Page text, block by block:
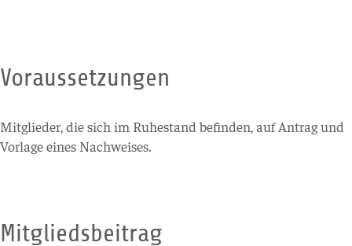
Voraussetzungen
Mitglieder, die sich im Ruhestand befinden, auf Antrag und
Vorlage eines Nachweises.
Mitgliedsbeitrag